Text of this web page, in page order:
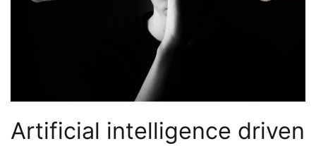
Artificial intelligence driven